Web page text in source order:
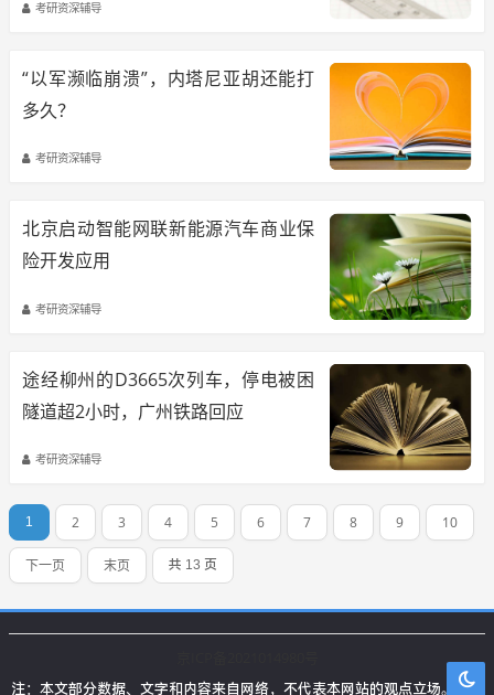
考研资深辅导
“以军濒临崩溃”，内塔尼亚胡还能打
多久？
考研资深辅导
北京启动智能网联新能源汽车商业保
险开发应用
考研资深辅导
途经柳州的D3665次列车，停电被困
隧道超2小时，广州铁路回应
考研资深辅导
1 2 3 4 5 6 7 8 9 10
下一页 末页 共 13 页
注：本文部分数据、文字和内容来自网络，不代表本网站的观点立场。本站